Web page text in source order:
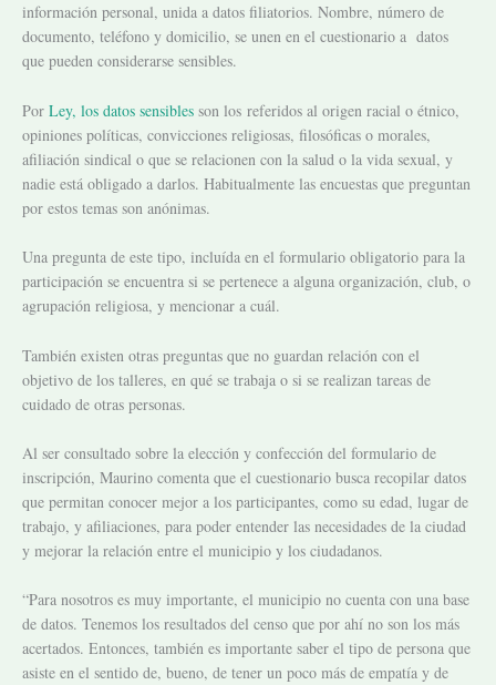
información personal, unida a datos filiatorios. Nombre, número de
documento, teléfono y domicilio, se unen en el cuestionario a datos
que pueden considerarse sensibles.
Por Ley, los datos sensibles son los referidos al origen racial o étnico,
opiniones políticas, convicciones religiosas, filosóficas o morales,
afiliación sindical o que se relacionen con la salud o la vida sexual, y
nadie está obligado a darlos. Habitualmente las encuestas que preguntan
por estos temas son anónimas.
Una pregunta de este tipo, incluída en el formulario obligatorio para la
participación se encuentra si se pertenece a alguna organización, club, o
agrupación religiosa, y mencionar a cuál.
También existen otras preguntas que no guardan relación con el
objetivo de los talleres, en qué se trabaja o si se realizan tareas de
cuidado de otras personas.
Al ser consultado sobre la elección y confección del formulario de
inscripción, Maurino comenta que el cuestionario busca recopilar datos
que permitan conocer mejor a los participantes, como su edad, lugar de
trabajo, y afiliaciones, para poder entender las necesidades de la ciudad
y mejorar la relación entre el municipio y los ciudadanos.
“Para nosotros es muy importante, el municipio no cuenta con una base
de datos. Tenemos los resultados del censo que por ahí no son los más
acertados. Entonces, también es importante saber el tipo de persona que
asiste en el sentido de, bueno, de tener un poco más de empatía y de